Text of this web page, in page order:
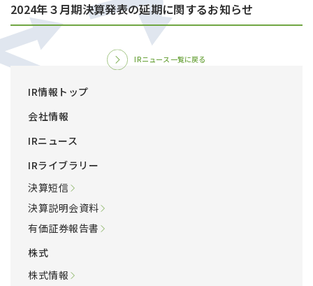
IR情報トップ
会社情報
IRニュース
IRライブラリー
決算短信
決算説明会資料
有価証券報告書
株式
株式情報
2024年３月期決算発表の延期に関するお知らせ
IRニュース一覧に戻る